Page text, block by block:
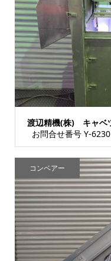
渡辺精機(株) キャベ
コンベアー